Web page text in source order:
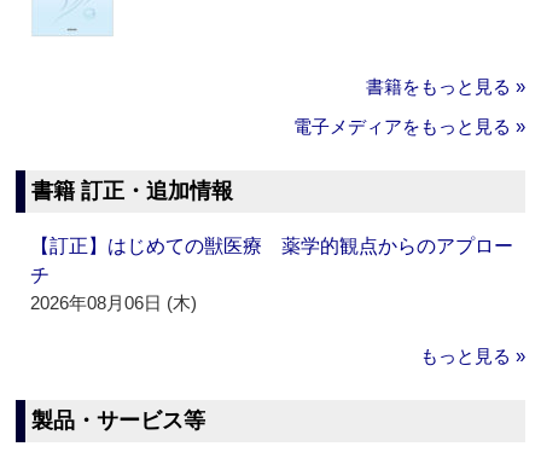
書籍をもっと見る »
電子メディアをもっと見る »
書籍 訂正・追加情報
【訂正】はじめての獣医療 薬学的観点からのアプロー
チ
2026年08月06日 (木)
もっと見る »
製品・サービス等